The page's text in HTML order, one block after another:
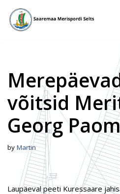
Skip
võitsid
Georg
by Martin
Laupäeval peeti Kuressaare